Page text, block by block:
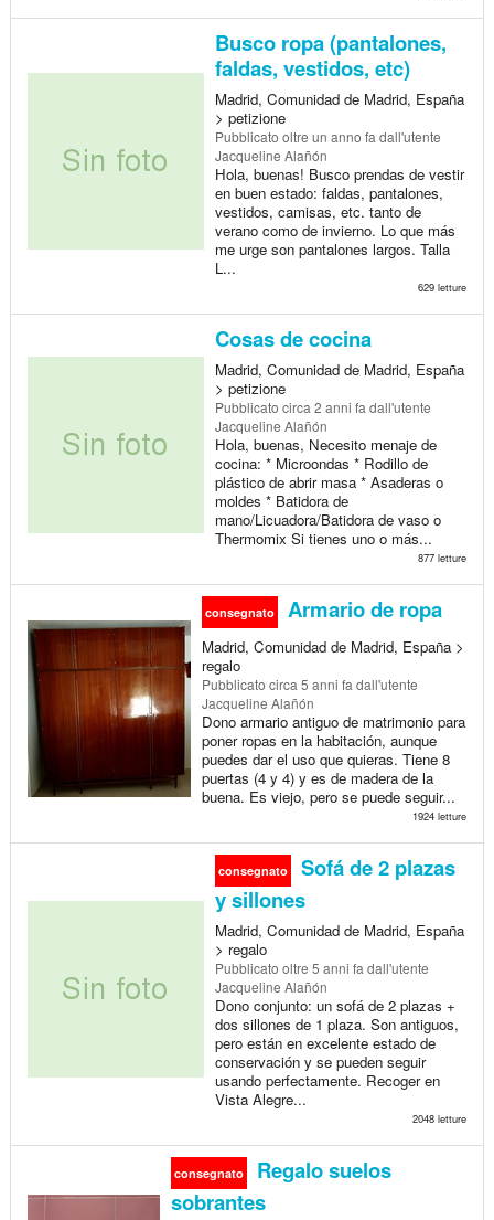
Busco ropa (pantalones,
faldas, vestidos, etc)
Madrid, Comunidad de Madrid, España
> petizione
Pubblicato oltre un anno fa dall'utente
Jacqueline Alañón
Hola, buenas! Busco prendas de vestir
en buen estado: faldas, pantalones,
vestidos, camisas, etc. tanto de
verano como de invierno. Lo que más
me urge son pantalones largos. Talla
L...
629 letture
Cosas de cocina
Madrid, Comunidad de Madrid, España
> petizione
Pubblicato circa 2 anni fa dall'utente
Jacqueline Alañón
Hola, buenas, Necesito menaje de
cocina: * Microondas * Rodillo de
plástico de abrir masa * Asaderas o
moldes * Batidora de
mano/Licuadora/Batidora de vaso o
Thermomix Si tienes uno o más...
877 letture
consegnato Armario de ropa
Madrid, Comunidad de Madrid, España >
regalo
Pubblicato circa 5 anni fa dall'utente
Jacqueline Alañón
Dono armario antiguo de matrimonio para
poner ropas en la habitación, aunque
puedes dar el uso que quieras. Tiene 8
puertas (4 y 4) y es de madera de la
buena. Es viejo, pero se puede seguir...
1924 letture
consegnato
Sofá de 2 plazas
y sillones
Madrid, Comunidad de Madrid, España
> regalo
Pubblicato oltre 5 anni fa dall'utente
Jacqueline Alañón
Dono conjunto: un sofá de 2 plazas +
dos sillones de 1 plaza. Son antiguos,
pero están en excelente estado de
conservación y se pueden seguir
usando perfectamente. Recoger en
Vista Alegre...
2048 letture
consegnato
Regalo suelos
sobrantes